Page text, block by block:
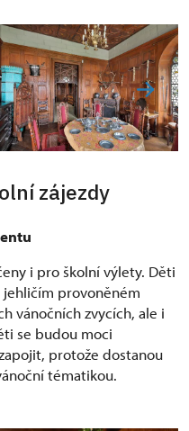
zájezdy
i pro školní výlety. Děti
jehličím provoněném
vánočních zvycích, ale i
se budou moci
protože dostanou
tématikou.